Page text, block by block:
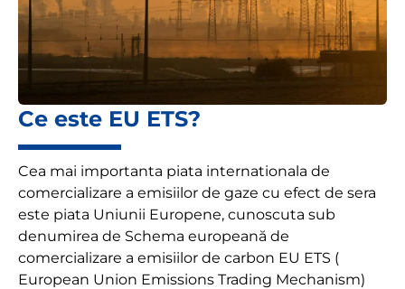
Ce este EU ETS?
Cea mai importanta piata internationala de
comercializare a emisiilor de gaze cu efect de sera
este piata Uniunii Europene, cunoscuta sub
denumirea de Schema europeană de
comercializare a emisiilor de carbon EU ETS (
European Union Emissions Trading Mechanism)